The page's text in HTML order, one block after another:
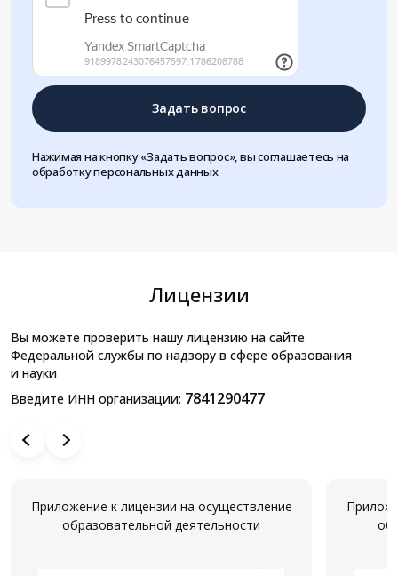
Задать вопрос
Нажимая на кнопку «Задать вопрос», вы соглашаетесь на
обработку персональных данных
Лицензии
Вы можете проверить нашу лицензию на сайте
Федеральной службы по надзору в сфере образования
и науки
Введите ИНН организации: 7841290477
Приложение к лицензии на осуществление
образовательной деятельности